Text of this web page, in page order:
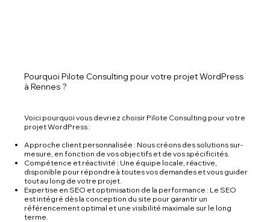
Pourquoi Pilote Consulting pour votre projet WordPress
à Rennes ?
Voici pourquoi vous devriez choisir Pilote Consulting pour votre
projet WordPress :
Approche client personnalisée : Nous créons des solutions sur-
mesure, en fonction de vos objectifs et de vos spécificités.
Compétence et réactivité : Une équipe locale, réactive,
disponible pour répondre à toutes vos demandes et vous guider
tout au long de votre projet.
Expertise en SEO et optimisation de la performance : Le SEO
est intégré dès la conception du site pour garantir un
référencement optimal et une visibilité maximale sur le long
terme.